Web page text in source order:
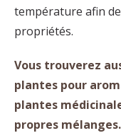
température afin
propriétés.
Vous trouverez
plantes pour
plantes
propres mélanges.